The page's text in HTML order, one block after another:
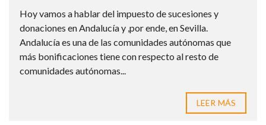
Hoy vamos a hablar del impuesto de sucesiones y
donaciones en Andalucía y ,por ende, en Sevilla.
Andalucía es una de las comunidades autónomas que
más bonificaciones tiene con respecto al resto de
comunidades autónomas...
LEER MÁS